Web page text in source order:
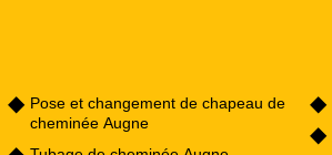
Pose et changement de chapeau de
cheminée Augne